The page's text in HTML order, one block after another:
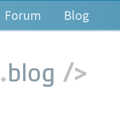
Forum Blog